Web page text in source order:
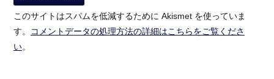
このサイトはスパムを低減するために Akismet を使っていま
す。
コメントデータの処理方法の詳細はこちらをご覧くださ
い。